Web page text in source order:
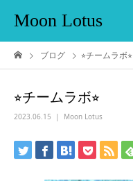
Moon Lotus
ブログ ⭐︎チームラボ⭐︎
⭐︎チームラボ⭐︎
2023.06.15 Moon Lotus